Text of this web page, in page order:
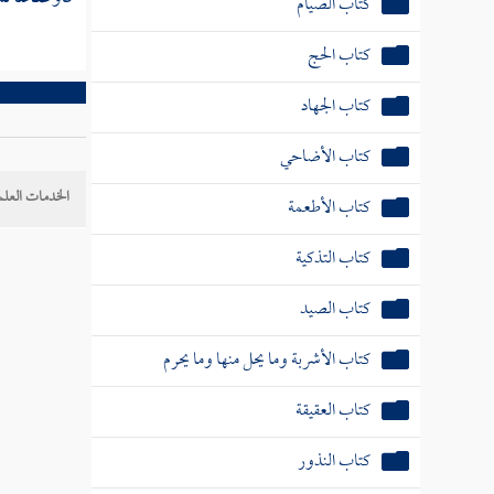
كتاب الحج
كتاب الجهاد
كتاب الأضاحي
كتاب الأطعمة
كتاب التذكية
كتاب الصيد
كتاب الأشربة وما يحل منها وما يحرم
كتاب العقيقة
كتاب النذور
الخدمات